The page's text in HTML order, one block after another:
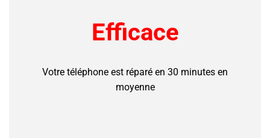
Efficace
Votre téléphone est réparé en 30 minutes en
moyenne